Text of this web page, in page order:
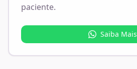
paciente.
Saiba Mais